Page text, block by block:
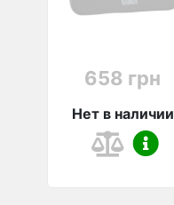
658 грн
Нет в наличии